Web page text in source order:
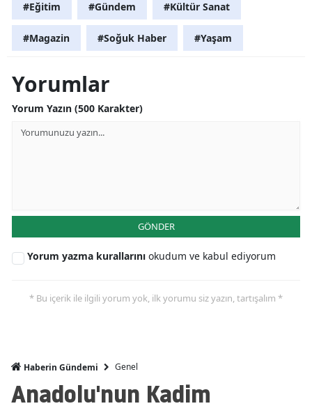
#Eğitim #Gündem #Kültür Sanat
#Magazin #Soğuk Haber #Yaşam
Yorumlar
Yorum Yazın (500 Karakter)
GÖNDER
Yorum yazma kurallarını okudum ve kabul ediyorum
* Bu içerik ile ilgili yorum yok, ilk yorumu siz yazın, tartışalım *
Haberin Gündemi Genel
Anadolu'nun Kadim